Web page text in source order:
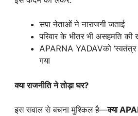
सपा नेताओं ने नाराजगी जताई
परिवार के भीतर भी असहमति
APARNA YADAVको ‘स्वतंत्र
गया
क्याराजनीतिनेतोड़ाघर?
इस सवाल से बचना मुश्किल है—क्या